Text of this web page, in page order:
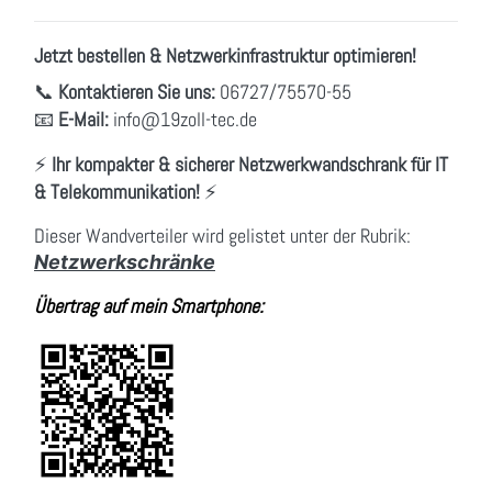
Jetzt bestellen & Netzwerkinfrastruktur optimieren!
📞 Kontaktieren Sie uns: 06727/75570-55
📧 E-Mail: info@19zoll-tec.de
⚡ Ihr kompakter & sicherer Netzwerkwandschrank für IT
& Telekommunikation! ⚡
Dieser Wandverteiler wird gelistet unter der Rubrik:
Netzwerkschränke
Übertrag auf mein Smartphone: